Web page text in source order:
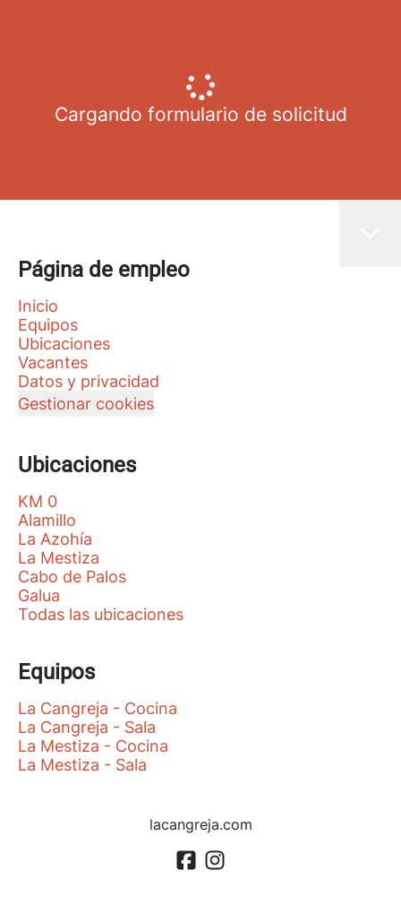
Cargando formulario de solicitud
Página de empleo
Inicio
Equipos
Ubicaciones
Vacantes
Datos y privacidad
Gestionar cookies
Ubicaciones
KM 0
Alamillo
La Azohía
La Mestiza
Cabo de Palos
Galua
Todas las ubicaciones
Equipos
La Cangreja - Cocina
La Cangreja - Sala
La Mestiza - Cocina
La Mestiza - Sala
lacangreja.com